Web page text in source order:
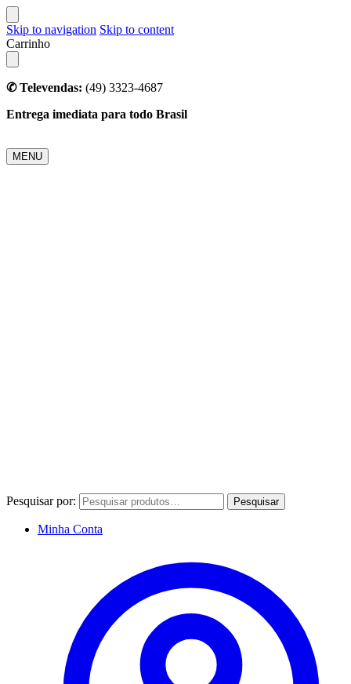
Skip to navigation Skip to content
Carrinho
✆ Televendas: (49) 3323-4687
Entrega imediata para todo Brasil
MENU
Pesquisar por: Pesquisar
Minha Conta